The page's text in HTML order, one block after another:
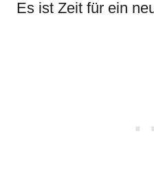
Es ist Zeit für ein